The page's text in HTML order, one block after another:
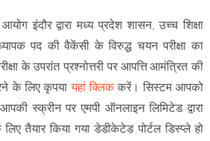
इंदौर द्वारा मध्य प्रदेश शासन, उच्च शिक्षा
पद की वैकेंसी के विरुद्ध चयन परीक्षा का
के उपरांत प्रश्नोत्तरी पर आपत्ति आमंत्रित की
के लिए कृपयायहां क्लिक करें। सिस्टम आपको
स्क्रीन पर एमपी ऑनलाइन लिमिटेड द्वारा
तैयार किया गया डेडीकेटेड पोर्टल डिस्प्ले हो